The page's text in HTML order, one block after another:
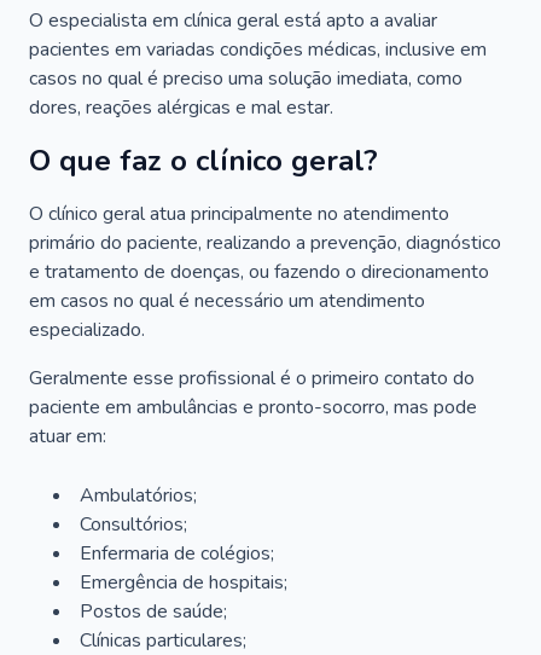
O especialista em clínica geral está apto a avaliar
pacientes em variadas condições médicas, inclusive em
casos no qual é preciso uma solução imediata, como
dores, reações alérgicas e mal estar.
O que faz o clínico geral?
O clínico geral atua principalmente no atendimento
primário do paciente, realizando a prevenção, diagnóstico
e tratamento de doenças, ou fazendo o direcionamento
em casos no qual é necessário um atendimento
especializado.
Geralmente esse profissional é o primeiro contato do
paciente em ambulâncias e pronto-socorro, mas pode
atuar em:
Ambulatórios;
Consultórios;
Enfermaria de colégios;
Emergência de hospitais;
Postos de saúde;
Clínicas particulares;